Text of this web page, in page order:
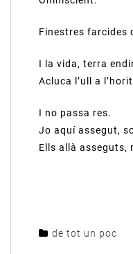
Finestres farcides
I la vida, terra
Acluca l’ull a
I no passa res.
Jo aquí assegut,
Ells allà asseguts,
de tot un poc